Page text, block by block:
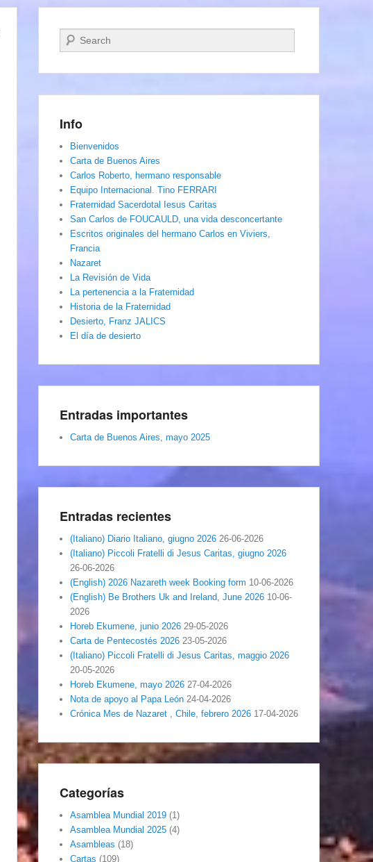
Buscar
Info
Bienvenidos
Carta de Buenos Aires
Carlos Roberto, hermano responsable
Equipo Internacional. Tino FERRARI
Fraternidad Sacerdotal Iesus Caritas
San Carlos de FOUCAULD, una vida desconcertante
Escritos originales del hermano Carlos en Viviers,
Francia
Nazaret
La Revisión de Vida
La pertenencia a la Fraternidad
Historia de la Fraternidad
Desierto, Franz JALICS
El día de desierto
Entradas importantes
Carta de Buenos Aires, mayo 2025
Entradas recientes
(Italiano) Diario Italiano, giugno 2026 26-06-2026
(Italiano) Piccoli Fratelli di Jesus Caritas, giugno 2026
26-06-2026
(English) 2026 Nazareth week Booking form 10-06-2026
(English) Be Brothers Uk and Ireland, June 2026 10-06-
2026
Horeb Ekumene, junio 2026 29-05-2026
Carta de Pentecostés 2026 23-05-2026
(Italiano) Piccoli Fratelli di Jesus Caritas, maggio 2026
20-05-2026
Horeb Ekumene, mayo 2026 27-04-2026
Nota de apoyo al Papa León 24-04-2026
Crónica Mes de Nazaret , Chile, febrero 2026 17-04-2026
Categorías
Asamblea Mundial 2019 (1)
Asamblea Mundial 2025 (4)
Asambleas (18)
Cartas (109)